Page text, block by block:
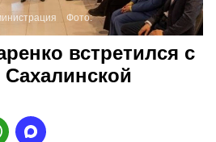
Фото:
встретился с